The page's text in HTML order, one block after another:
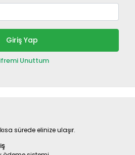
Giriş Yap
Unuttum
sürede elinize ulaşır.